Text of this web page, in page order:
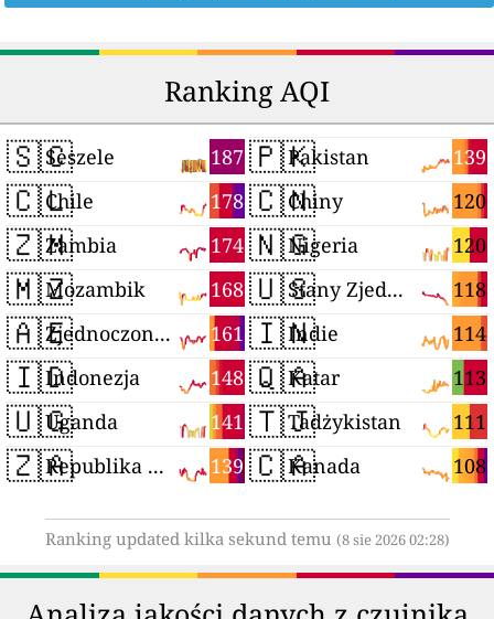
Ranking AQI
🇸🇨 187
Seszele
🇨🇱 178
Chile
🇿🇲 174
Zambia
🇲🇿 168
Mozambik
🇦🇪 161
Zjednoczone Emiraty Arabskie
🇮🇩 148
Indonezja
🇺🇬 141
Uganda
🇿🇦 139
Republika Południowej Afryki
🇵🇰 139
Pakistan
🇨🇳 120
Chiny
🇳🇬 120
Nigeria
🇺🇸 118
Stany Zjednoczone
🇮🇳 114
Indie
🇶🇦 113
Katar
🇹🇯 111
Tadżykistan
🇨🇦 108
Kanada
Ranking updated kilka sekund temu (8 sie 2026 02:28)